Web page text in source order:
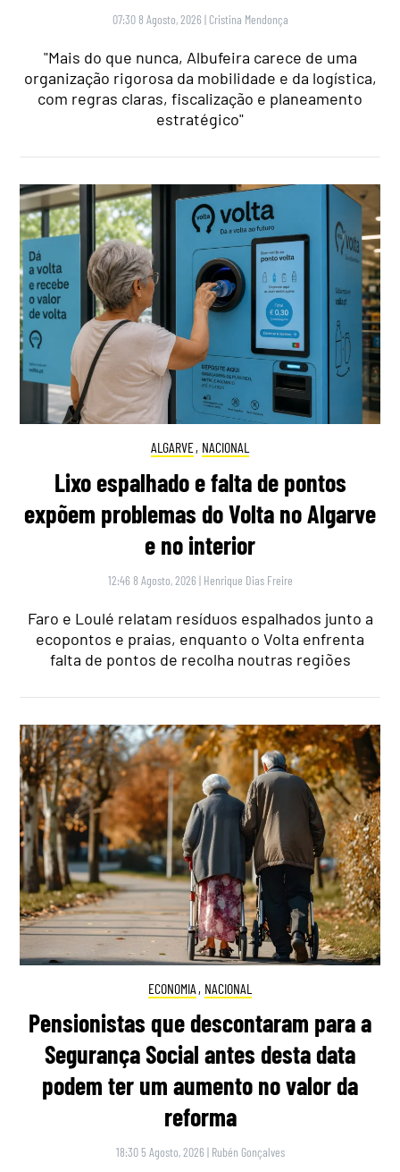
07:30 8 Agosto, 2026 | Cristina Mendonça
"Mais do que nunca, Albufeira carece de uma
organização rigorosa da mobilidade e da logística,
com regras claras, fiscalização e planeamento
estratégico"
ALGARVE, NACIONAL
Lixo espalhado e falta de pontos
expõem problemas do Volta no Algarve
e no interior
12:46 8 Agosto, 2026 | Henrique Dias Freire
Faro e Loulé relatam resíduos espalhados junto a
ecopontos e praias, enquanto o Volta enfrenta
falta de pontos de recolha noutras regiões
ECONOMIA , NACIONAL
Pensionistas que descontaram para a
Segurança Social antes desta data
podem ter um aumento no valor da
reforma
18:30 5 Agosto, 2026 | Rubén Gonçalves